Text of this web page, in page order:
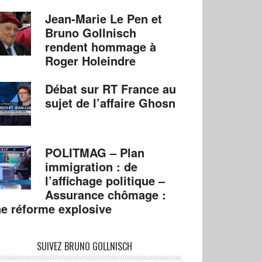
Jean-Marie Le Pen et
Bruno Gollnisch
rendent hommage à
Roger Holeindre
Débat sur RT France au
sujet de l’affaire Ghosn
POLITMAG – Plan
immigration : de
l’affichage politique –
Assurance chômage :
réforme explosive
SUIVEZ BRUNO GOLLNISCH